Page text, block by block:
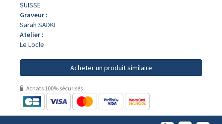
SUISSE
Graveur :
Sarah SADKI
Atelier :
Le Locle
Acheter un produit similaire
Achats 100% sécurisés